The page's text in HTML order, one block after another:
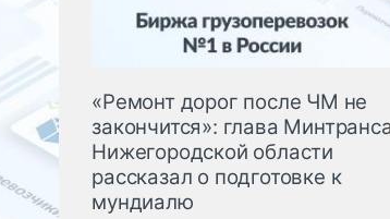
«Ремонт дорог после ЧМ не
закончится»: глава Минтранса
Нижегородской области
рассказал о подготовке к
мундиалю